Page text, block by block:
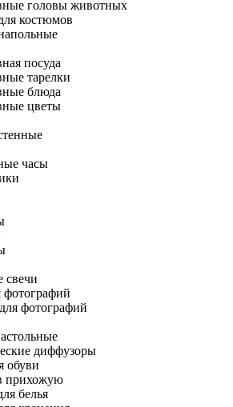
головы животных
костюмов
посуда
тарелки
блюда
цветы
часы
свечи
фотографий
фотографий
диффузоры
обуви
прихожую
белья